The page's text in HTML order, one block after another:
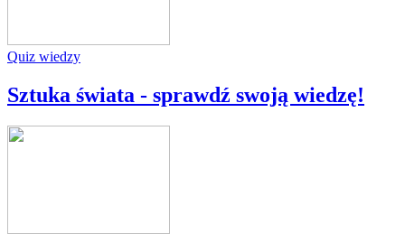
Quiz wiedzy
Sztuka świata - sprawdź swoją wiedzę!